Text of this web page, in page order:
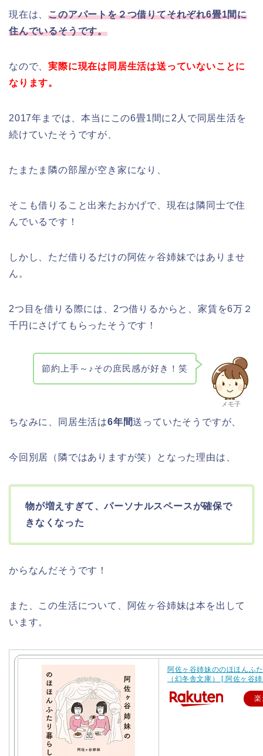
現在は、このアパートを２つ借りてそれぞれ6畳1間に
住んでいるそうです。
なので、実際に現在は同居生活は送っていないことに
なります。
2017年までは、本当にこの6畳1間に2人で同居生活を
続けていたそうですが、
たまたま隣の部屋が空き家になり、
そこも借りること出来たおかげで、現在は隣同士で住
んでいるです！
しかし、ただ借りるだけの阿佐ヶ谷姉妹ではありませ
ん。
2つ目を借りる際には、2つ借りるからと、家賃を6万２
千円にさげてもらったそうです！
メモ子
節約上手～♪その庶民感が好き！笑
ちなみに、同居生活は6年間送っていたそうですが、
今回別居（隣ではありますが笑）となった理由は、
物が増えすぎて、パーソナルスペースが確保で
きなくなった
からなんだそうです！
また、この生活について、阿佐ヶ谷姉妹は本を出して
います。
阿佐ヶ谷姉妹ののほほんふ
（幻冬舎文庫） [ 阿佐ヶ谷